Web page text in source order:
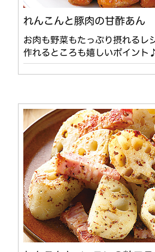
れんこんと豚肉の甘酢あん
お肉も野菜もたっぷり摂れるレ
作れるところも嬉しいポイント